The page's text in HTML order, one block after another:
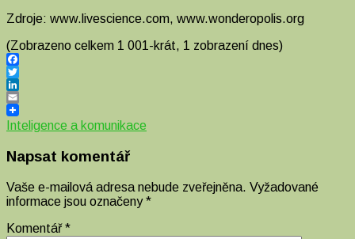
Zdroje: www.livescience.com, www.wonderopolis.org
(Zobrazeno celkem 1 001-krát, 1 zobrazení dnes)
Facebook
Twitter
LinkedIn
Email
Inteligence a komunikace
Napsat komentář
Vaše e-mailová adresa nebude zveřejněna. Vyžadované
informace jsou označeny*
Komentář*